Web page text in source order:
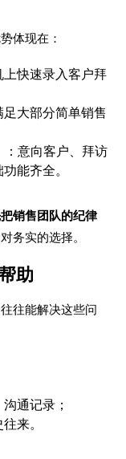
体现在：
快速录入客户拜
足大部分简单销售
：意向客户、拜访
能齐全。
销售团队的纪律
务实的选择。
助
往能解决这些问
通记录；
来。